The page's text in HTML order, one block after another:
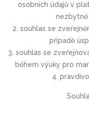
osobních údajů v
nezbytně
2. souhlas se
případě
3. souhlas se
během výuky pro
4.